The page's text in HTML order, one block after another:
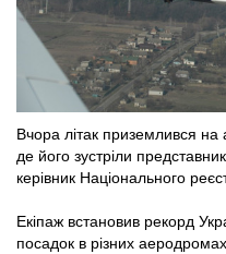
Вчора літак приземлився
де його зустріли
керівник Національного
Екіпаж встановив рекорд
посадок в різних